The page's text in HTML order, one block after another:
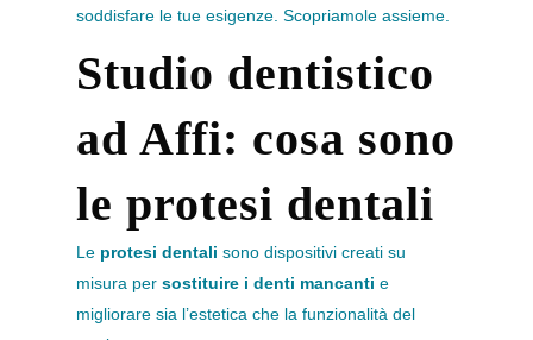
soddisfare le tue esigenze. Scopriamole assieme.
Studio dentistico
ad Affi: cosa sono
le protesi dentali
Le protesi dentali sono dispositivi creati su
misura per sostituire i denti mancanti e
migliorare sia l’estetica che la funzionalità del